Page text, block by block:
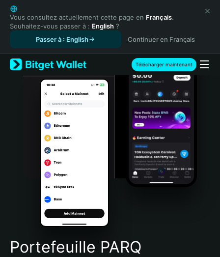
English
日本語
Tiếng Việt
Español (Latinoamérica)
Türkçe
Italiano
Português (Portugal)
Bahasa Indonesia
Português (Brasil)
Español (Argentina)
Vous consultez actuellement cette page en Français.
Souhaitez-vous passer à : English ?
Passer à : English
Continuer en Français
Télécharger maintenant
Portefeuille PARQ